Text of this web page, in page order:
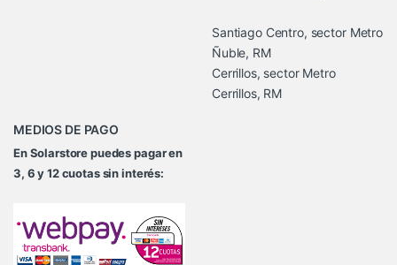
Santiago Centro, sector Metro
Ñuble, RM
Cerrillos, sector Metro
Cerrillos, RM
MEDIOS DE PAGO
En Solarstore puedes pagar en
3, 6 y 12 cuotas sin interés: